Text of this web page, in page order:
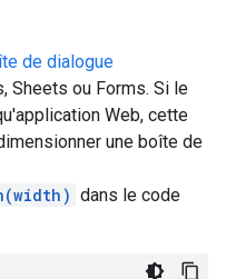
de dialogue
Sheets ou Forms. Si le
Web, cette
une boîte de
dans le code